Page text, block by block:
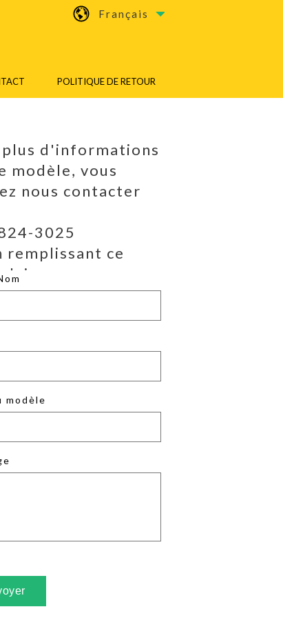
Français
POLITIQUE DE RETOUR
plus d'informations
modèle, vous
nous contacter
3025
remplissant ce
modèle